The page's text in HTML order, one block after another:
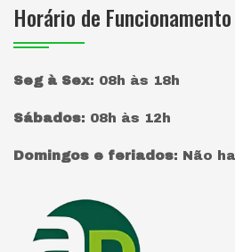
Horário de Funcionamento
Seg à Sex: 08h às 18h
Sábados: 08h às 12h
Domingos e feriados: Não
Página inicial